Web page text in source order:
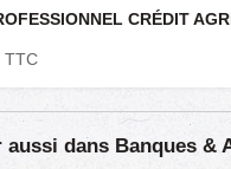
CRÉDIT
TTC
aussi dans Banques &